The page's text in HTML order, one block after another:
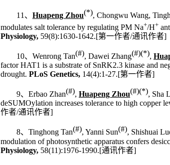
11 、 Huapeng Zhou(*), Chongwu Wang,
modulates salt tolerance by regulating PM Na+/H+
Physiology, 59(8):1630-1642.[第一作者/通讯作者]
10、 Wenrong Tan(#), Dawei Zhang(#)(*),
factor HAT1 is a substrate of SnRK2.3 kinase and
drought. PLoS Genetics, 14(4):1-27.[第一作者]
9、 Erbao Zhan(#), Huapeng Zhou(#)(*), Sha
deSUMOylation increases tolerance to high copper
作者/通讯作者]
8、 Tinghong Tan(#), Yanni Sun(#), Shishuai
modulation of photosynthetic apparatus confers
Physiology, 58(11):1976-1990.[通讯作者]